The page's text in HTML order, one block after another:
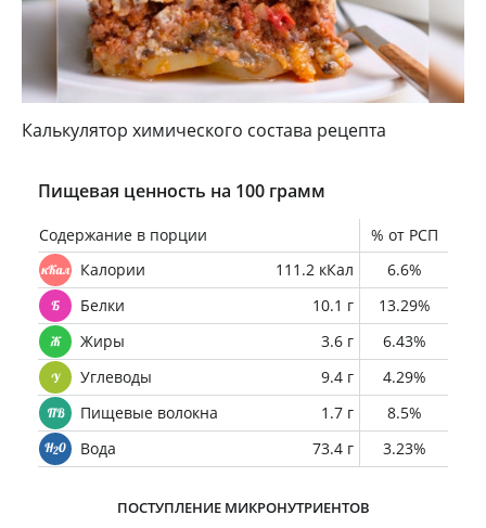
Калькулятор химического состава рецепта
Пищевая ценность на 100 грамм
Содержание в порции
% от РСП
Калории
111.2 кКал
6.6%
Белки
10.1 г
13.29%
Жиры
3.6 г
6.43%
Углеводы
9.4 г
4.29%
Пищевые волокна
1.7 г
8.5%
Вода
73.4 г 3.23%
ПОСТУПЛЕНИЕ МИКРОНУТРИЕНТОВ